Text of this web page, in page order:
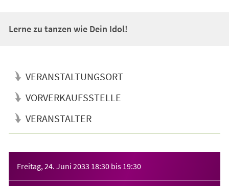
Lerne zu tanzen wie Dein Idol!
VERANSTALTUNGSORT
VORVERKAUFSSTELLE
VERANSTALTER
Freitag, 24. Juni 2033 18:30 bis 19:30